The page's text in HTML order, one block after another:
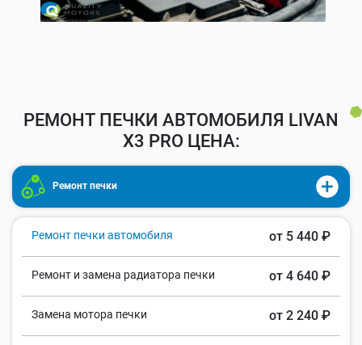
РЕМОНТ ПЕЧКИ АВТОМОБИЛЯ LIVAN
X3 PRO ЦЕНА:
Ремонт печки
Ремонт печки автомобиля от 5 440 ₽
Ремонт и замена радиатора печки от 4 640 ₽
Замена мотора печки от 2 240 ₽